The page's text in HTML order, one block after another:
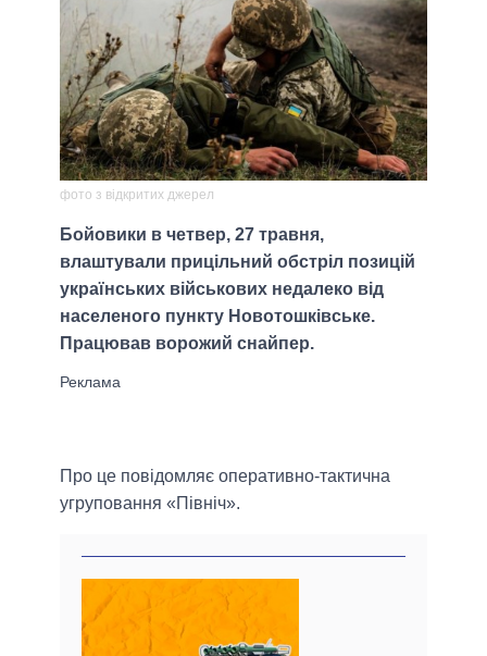
фото з відкритих джерел
Бойовики в четвер, 27 травня,
влаштували прицільний обстріл позицій
українських військових недалеко від
населеного пункту Новотошківське.
Працював ворожий снайпер.
Про це повідомляє оперативно-тактична
угруповання «Північ».